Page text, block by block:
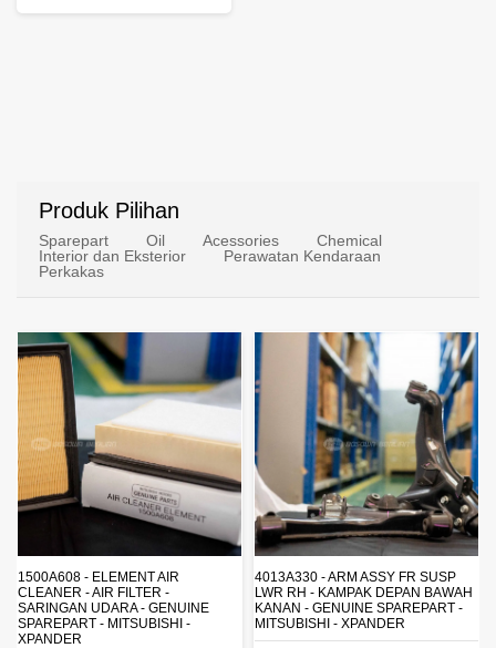
Produk Pilihan
Sparepart Oil Acessories
Chemical
Interior dan Eksterior
Perawatan Kendaraan
Perkakas
4013A330 - ARM ASSY FR SUSP
LWR RH - KAMPAK DEPAN BAWAH
KANAN - GENUINE SPAREPART -
MITSUBISHI - XPANDER
4162A413 - SHOCK ABSORBER RR
SUSP - SUSPENSI BELAKANG -
SHOCKBREAKER BELAKANG -
GENUINE SPAREPART -
MITSUBISHI - XPANDER